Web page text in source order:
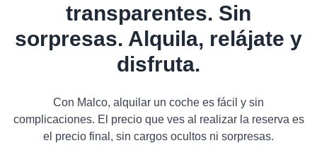
transparentes. Sin
sorpresas. Alquila, relájate y
disfruta.
Con Malco, alquilar un coche es fácil y sin
complicaciones. El precio que ves al realizar la reserva es
el precio final, sin cargos ocultos ni sorpresas.